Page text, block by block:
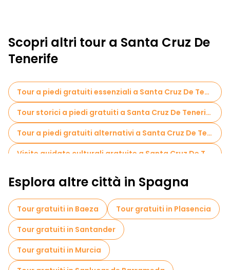
Scopri altri tour a Santa Cruz De
Tenerife
Tour a piedi gratuiti essenziali a Santa Cruz De Tenerife
Tour storici a piedi gratuiti a Santa Cruz De Tenerife
Tour a piedi gratuiti alternativi a Santa Cruz De Tenerife
Visite al mercato in Santa Cruz De Tenerife
Esplora altre città in Spagna
Tour gratuiti in Baeza
Tour gratuiti in Plasencia
Tour gratuiti in Santander
Tour gratuiti in Murcia